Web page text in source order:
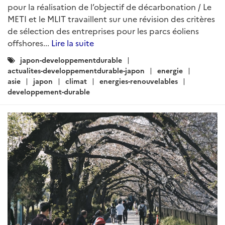
pour la réalisation de l’objectif de décarbonation / Le
METI et le MLIT travaillent sur une révision des critères
de sélection des entreprises pour les parcs éoliens
offshores... Lire la suite
Catégories
:
japon-developpementdurable
actualites-developpementdurable-japon
energie
asie
japon climat
energies-renouvelables
developpement-durable